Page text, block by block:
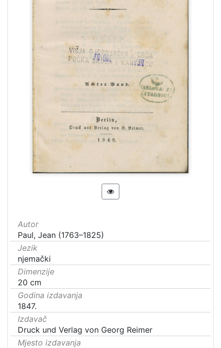
Autor
Paul, Jean (1763–1825)
Jezik
njemački
Dimenzije
20 cm
Godina izdavanja
1847.
Izdavač
Druck und Verlag von Georg Reimer
Mjesto izdavanja